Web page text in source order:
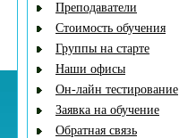
Преподаватели
Стоимость обучения
Группы на старте
Наши офисы
Он-лайн тестирование
Заявка на обучение
Обратная связь